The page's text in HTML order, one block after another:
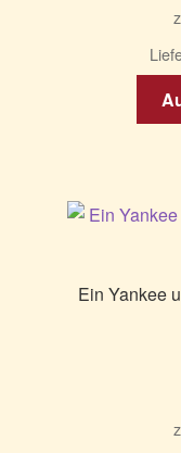
Ein Yankee